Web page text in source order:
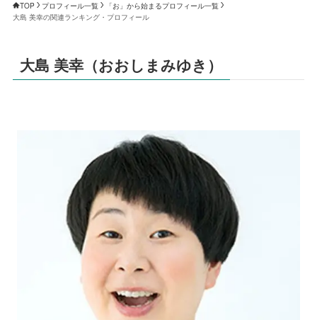
TOP プロフィール一覧
「お」から始まるプロフィール一覧
大島 美幸の関連ランキング・プロフィール
大島 美幸（おおしまみゆき）